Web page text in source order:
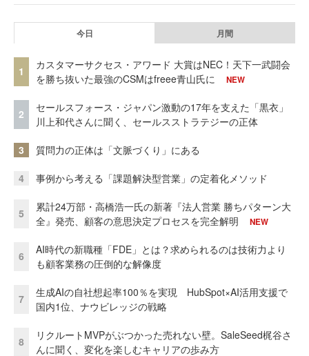
今日 月間
1
カスタマーサクセス・アワード 大賞はNEC！天下一武闘会
を勝ち抜いた最強のCSMはfreee青山氏に
NEW
2
セールスフォース・ジャパン激動の17年を支えた「黒衣」
川上和代さんに聞く、セールスストラテジーの正体
3 質問力の正体は「文脈づくり」にある
4 事例から考える「課題解決型営業」の定着化メソッド
5
累計24万部・高橋浩一氏の新著『法人営業 勝ちパターン大
全』発売、顧客の意思決定プロセスを完全解明
NEW
6
AI時代の新職種「FDE」とは？求められるのは技術力より
も顧客業務の圧倒的な解像度
7
生成AIの自社想起率100％を実現 HubSpot×AI活用支援で
国内1位、ナウビレッジの戦略
8
リクルートMVPがぶつかった売れない壁。SaleSeed梶谷さ
んに聞く、変化を楽しむキャリアの歩み方